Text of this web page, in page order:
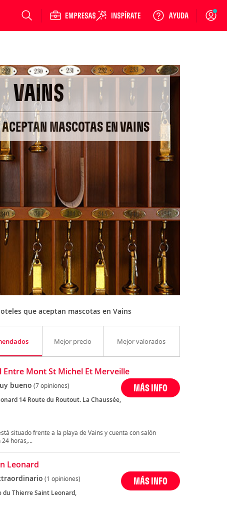
Login
VAINS
MASCOTAS EN VAINS
que aceptan mascotas en Vains
Mejor precio Mejor valorados
Entre Mont St Michel Et Merveille
bueno (7 opiniones)
14 Route du Routout. La Chaussée,
MÁS INFO
situado frente a la playa de Vains y cuenta con salón
horas,...
Leonard
(1 opiniones)
du Thierre Saint Leonard,
MÁS INFO